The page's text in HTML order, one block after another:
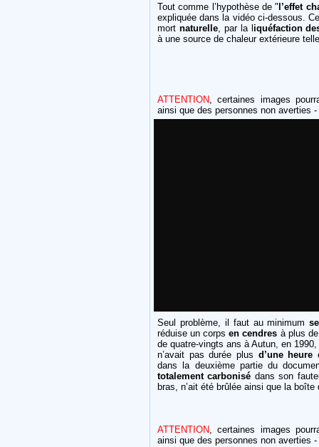
Tout comme l’hypothèse de " l’effet
expliquée dans la vidéo ci-dessous.
mort naturelle, par la l iquéfaction
à une source de chaleur extérieure
ATTENTION , certaines images
ainsi que des personnes non averties
Seul problème, il faut au minimum
réduise un corpsen cendres à plus
de quatre-vingts ans à Autun, en
n’avait pas durée plus d’une heure
dans la deuxième partie du
totalement carbonisé dans son
bras, n’ait été brûlée ainsi que la
ATTENTION , certaines images
ainsi que des personnes non averties